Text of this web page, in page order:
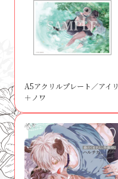
A5アクリルプレート／アイリ
＋ノワ